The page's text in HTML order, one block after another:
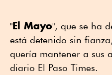
"El Mayo", que se ha
está detenido sin
quería mantener a sus
diario El Paso Times.